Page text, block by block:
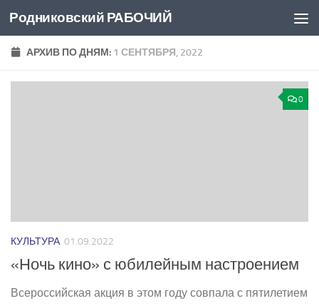
Перейти к содержимому
Родниковский РАБОЧИЙ
АРХИВ ПО ДНЯМ: 1 СЕНТЯБРЯ, 2022
0
КУЛЬТУРА 01.09.2022
«Ночь кино» с юбилейным настроением
Всероссийская акция в этом году совпала с пятилетием